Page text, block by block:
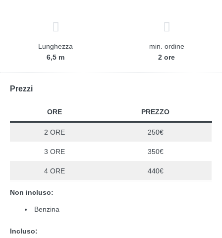
Lunghezza
6,5 m
min. ordine
2 ore
Prezzi
ORE PREZZO
2 ORE 250€
3 ORE 350€
4 ORE 440€
Non incluso:
Benzina
Incluso: